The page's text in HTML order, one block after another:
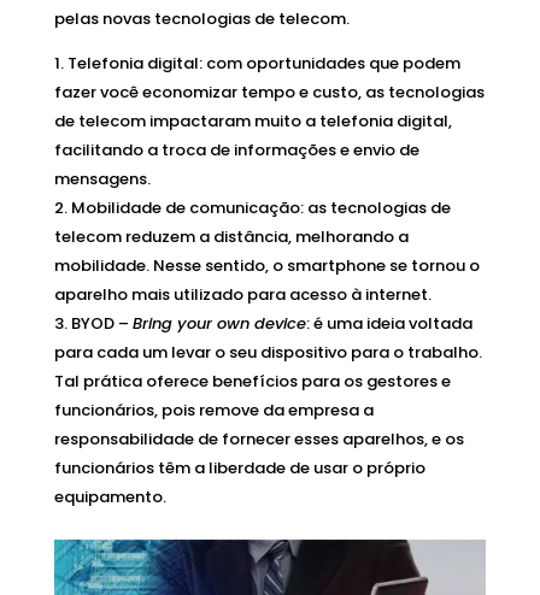
pelas novas tecnologias de telecom.
Telefonia digital: com oportunidades que podem
fazer você economizar tempo e custo, as tecnologias
de telecom impactaram muito a telefonia digital,
facilitando a troca de informações e envio de
mensagens.
Mobilidade de comunicação: as tecnologias de
telecom reduzem a distância, melhorando a
mobilidade. Nesse sentido, o smartphone se tornou o
aparelho mais utilizado para acesso à internet.
BYOD – Bring your own device: é uma ideia voltada
para cada um levar o seu dispositivo para o trabalho.
Tal prática oferece benefícios para os gestores e
funcionários, pois remove da empresa a
responsabilidade de fornecer esses aparelhos, e os
funcionários têm a liberdade de usar o próprio
equipamento.